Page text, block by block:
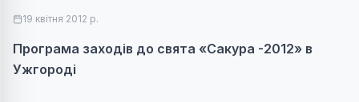
19 квітня 2012 р.
Програма заходів до свята «Сакура -2012» в
Ужгороді